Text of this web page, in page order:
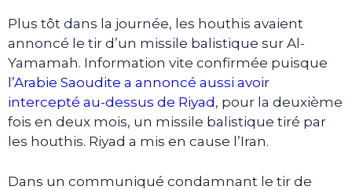
Plus tôt dans la journée, les houthis avaient
annoncé le tir d’un missile balistique sur Al-
Yamamah. Information vite confirmée puisque
l’Arabie Saoudite a annoncé aussi avoir
intercepté au-dessus de Riyad , pour la deuxième
fois en deux mois, un missile balistique tiré par
les houthis. Riyad a mis en cause l’Iran.
Dans un communiqué condamnant le tir de